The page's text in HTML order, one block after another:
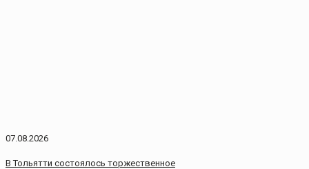
07.08.2026
В Тольятти состоялось торжественное